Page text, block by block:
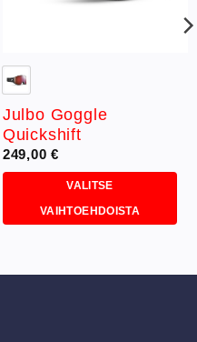
Julbo Goggle
Quickshift
249,00€
VALITSE
VAIHTOEHDOISTA
on